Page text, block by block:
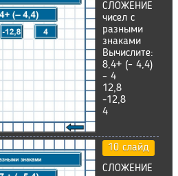
СЛОЖЕНИЕ
чисел с
разными
знаками
Вычислите:
8,4+ (– 4,4)
– 4
12,8
-12,8
4
10 слайд
СЛОЖЕНИЕ